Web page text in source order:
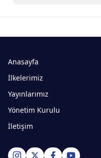
Anasayfa
İlkelerimiz
Yayınlarımız
Yönetim Kurulu
İletişim